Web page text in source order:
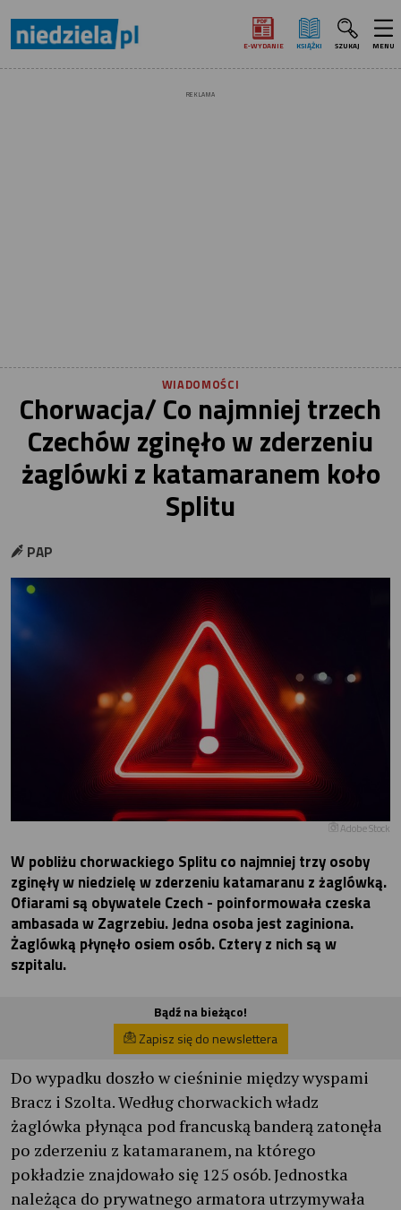
E‑WYDANIE KSIĄŻKI SZUKAJ MENU
REKLAMA
WIADOMOŚCI
Chorwacja/ Co najmniej trzech
Czechów zginęło w zderzeniu
żaglówki z katamaranem koło
Splitu
PAP
Adobe Stock
W pobliżu chorwackiego Splitu co najmniej trzy osoby
zginęły w niedzielę w zderzeniu katamaranu z żaglówką.
Ofiarami są obywatele Czech - poinformowała czeska
ambasada w Zagrzebiu. Jedna osoba jest zaginiona.
Żaglówką płynęło osiem osób. Cztery z nich są w
szpitalu.
Bądź na bieżąco!
Zapisz się do newslettera
Do wypadku doszło w cieśninie między wyspami
Bracz i Szolta. Według chorwackich władz
żaglówka płynąca pod francuską banderą zatonęła
po zderzeniu z katamaranem, na którego
pokładzie znajdowało się 125 osób. Jednostka
należąca do prywatnego armatora utrzymywała